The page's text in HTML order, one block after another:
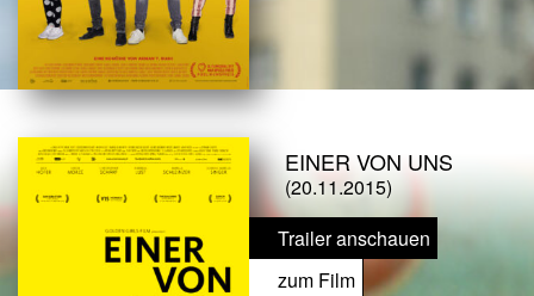
EINER VON UNS
(20.11.2015)
Trailer anschauen
zum Film